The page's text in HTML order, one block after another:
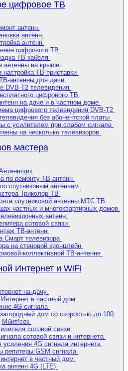
цифровое ТВ
антенн
антенн
антенн
цифрового ТВ
ТВ-кабеля
антенны на крыше
ТВ-приставки
антенны для дачи
DVB-T2 телевидения
цифрового ТВ
на даче и в частном доме
цифрового телевидения DVB-T2
без абонентской платы
с усилителем при слабом сигнале
на несколько телевизоров
мастера
по ремонту ТВ антенн
спутниковым антеннам
Триколор ТВ
спутниковой антенны МТС ТВ
частных и многоквартирных домов
антенн
сотовой связи
ТВ-антенн
Смарт телевизора
на стеновой кронштейн
коллективной ТВ-антенне
Интернет и WiFi
на дачу
в частный дом
4G сигнала
дом со скоростью до 100
Мбит/сек
сотовой связи
сотовой связи и интернета
4G сигнала интернета
репитеры GSM сигнала
в частный дом
антенн 4G (LTE)